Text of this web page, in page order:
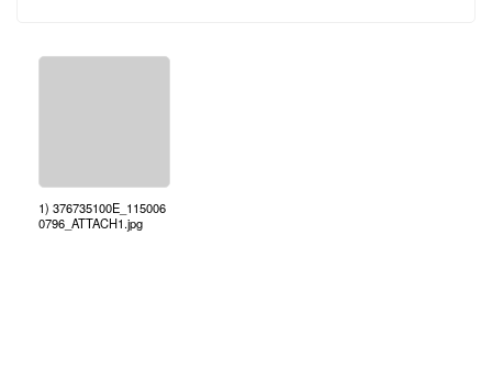
1) 376735100E_115006
0796_ATTACH1.jpg